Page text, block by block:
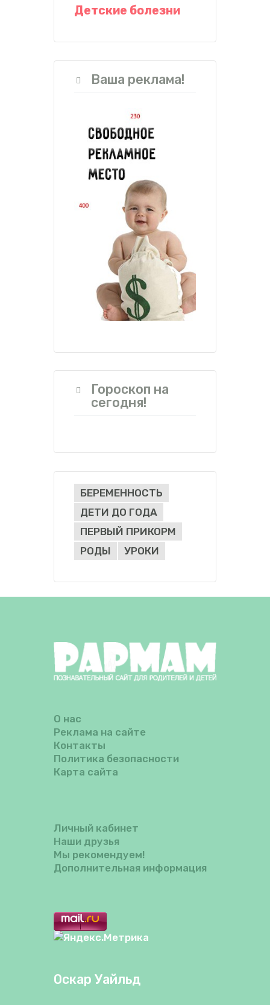
Детские болезни
Ваша реклама!
Гороскоп на
сегодня!
БЕРЕМЕННОСТЬ
ДЕТИ ДО ГОДА
ПЕРВЫЙ ПРИКОРМ
РОДЫ
УРОКИ
О нас
Реклама на сайте
Контакты
Политика безопасности
Карта сайта
Личный кабинет
Наши друзья
Мы рекомендуем!
Дополнительная информация
Оскар Уайльд